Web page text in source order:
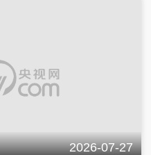
2026-07-27